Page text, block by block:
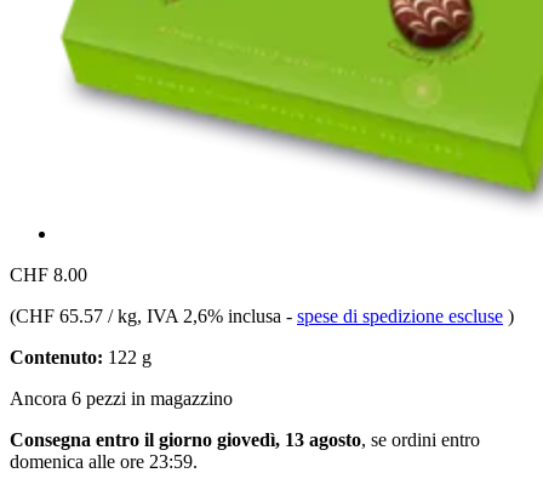
CHF 8.00
(CHF 65.57 / kg, IVA 2,6% inclusa - spese di spedizione escluse )
Contenuto: 122 g
Ancora 6 pezzi in magazzino
Consegna entro il giorno giovedì, 13 agosto, se ordini entro
domenica alle ore 23:59.